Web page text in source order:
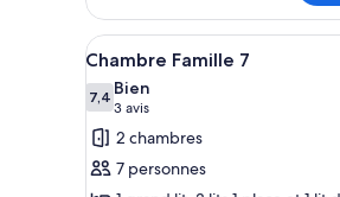
le
type
de
chambre
Chambre
Triple
Afficher
toutes
les
photos
pour
ce
8
Chambre Famille 7
7,47,4 sur 10
Bien
3 avis
(3 avis)
2 chambres
7 personnes